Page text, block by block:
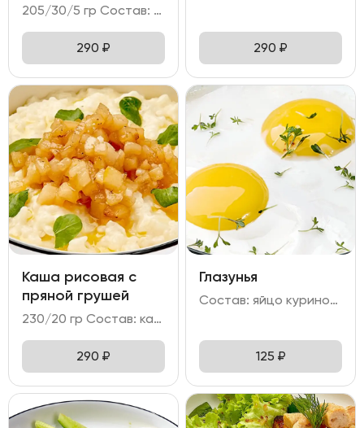
205/30/5 гр Состав: - каша овсяная; - бекон; - пармезан.
290 ₽ 290 ₽
Каша рисовая с
пряной грушей
230/20 гр Состав: каша рисовая на топленом/кокосовом молоке с грушей в сиропе.
290 ₽
Глазунья
Состав: яйцо куриное - 2 шт
125 ₽